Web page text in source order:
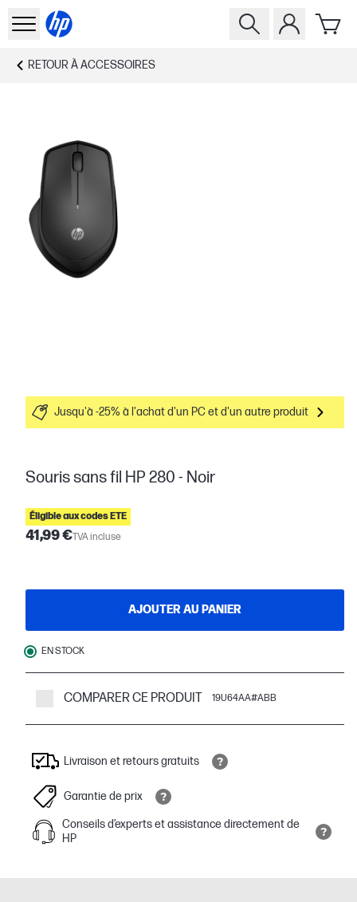
RETOUR ÀACCESSOIRES
Jusqu'à -25% à l'achat d'un PC et d'un autre produit
Souris sans fil HP 280 - Noir
Éligible aux codes ETE
41,99 €TVA incluse
AJOUTER AU PANIER
EN STOCK
COMPARER CE PRODUIT 19U64AA#ABB
Livraison et retours gratuits
Garantie de prix
Conseils d’experts et assistance directement de
HP